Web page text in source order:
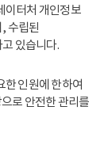
이터처 개인정보
수립된
있습니다.
한 인원에 한하여
로 안전한 관리를